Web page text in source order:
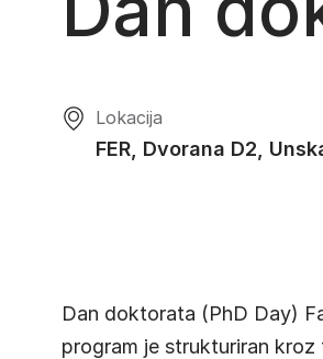
Lokacija
FER, Dvorana D2,
Dan doktorata (PhD Day)
program je strukturiran